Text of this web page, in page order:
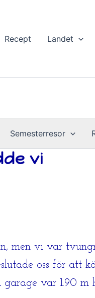
Recept Landet
Semesterresor
vi
men vi var
oss för att
var 1.90 m